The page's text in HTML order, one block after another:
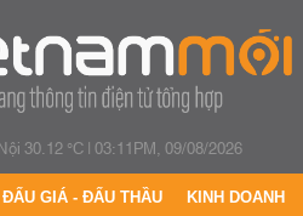
30.12 °C|03:11PM, 09/08/2026
ĐẤU GIÁ - ĐẤU THẦU KINH DOANH